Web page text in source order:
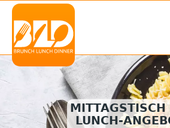
MITTAGSTISCH
LUNCH-